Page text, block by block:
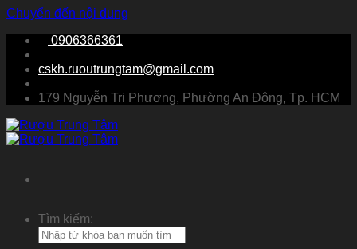
Chuyển đến nội dung
0906366361
cskh.ruoutrungtam@gmail.com
179 Nguyễn Tri Phương, Phường An Đông, Tp. HCM
Tìm kiếm: